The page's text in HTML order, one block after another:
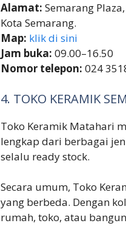
Alamat: Semarang
Kota Semarang.
Map: klik di sini
Jam buka: 09.00–16.50
Nomor telepon: 024
4. TOKO KERAMIK
Toko Keramik Matahari
lengkap dari berbagai
selalu ready stock.
Secara umum, Toko
yang berbeda. Dengan
rumah, toko, atau